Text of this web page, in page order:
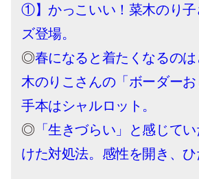
①】かっこいい！菜木のり子
ズ登場。
◎春になると着たくなるの
木のりこさんの「ボーダー
手本はシャルロット。
◎ 「生きづらい」と感じて
けた対処法。感性を開き、ひ